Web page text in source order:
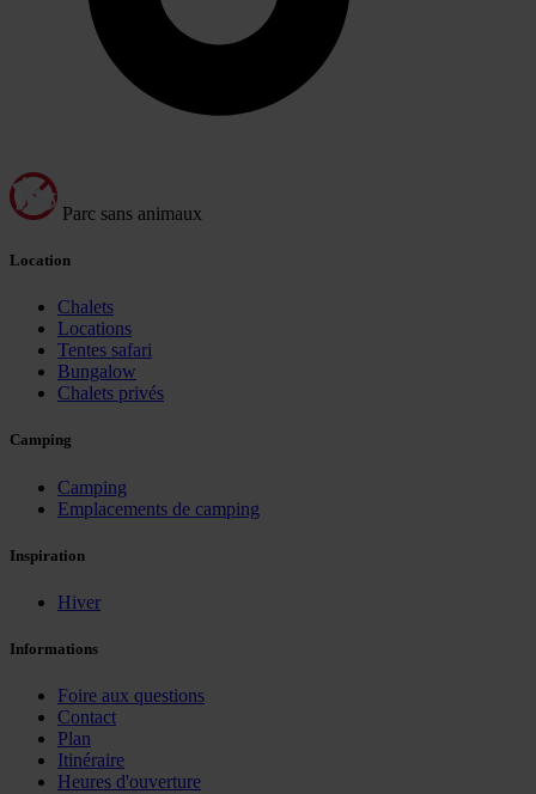
Parc sans animaux
Location
Chalets
Locations
Tentes safari
Bungalow
Chalets privés
Camping
Camping
Emplacements de camping
Inspiration
Hiver
Informations
Foire aux questions
Contact
Plan
Itinéraire
Heures d'ouverture